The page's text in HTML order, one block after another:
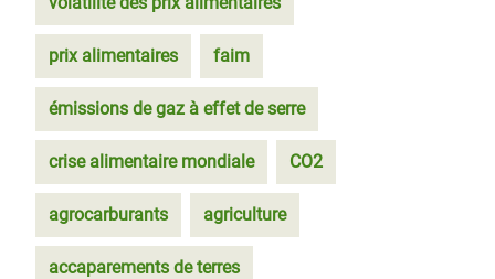
prix alimentaires faim
émissions de gaz à effet de serre
crise alimentaire mondiale CO2
agrocarburants agriculture
accaparements de terres